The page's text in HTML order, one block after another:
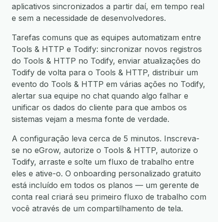
aplicativos sincronizados a partir daí, em tempo real
e sem a necessidade de desenvolvedores.
Tarefas comuns que as equipes automatizam entre
Tools & HTTP e Todify: sincronizar novos registros
do Tools & HTTP no Todify, enviar atualizações do
Todify de volta para o Tools & HTTP, distribuir um
evento do Tools & HTTP em várias ações no Todify,
alertar sua equipe no chat quando algo falhar e
unificar os dados do cliente para que ambos os
sistemas vejam a mesma fonte de verdade.
A configuração leva cerca de 5 minutos. Inscreva-
se no eGrow, autorize o Tools & HTTP, autorize o
Todify, arraste e solte um fluxo de trabalho entre
eles e ative-o. O onboarding personalizado gratuito
está incluído em todos os planos — um gerente de
conta real criará seu primeiro fluxo de trabalho com
você através de um compartilhamento de tela.